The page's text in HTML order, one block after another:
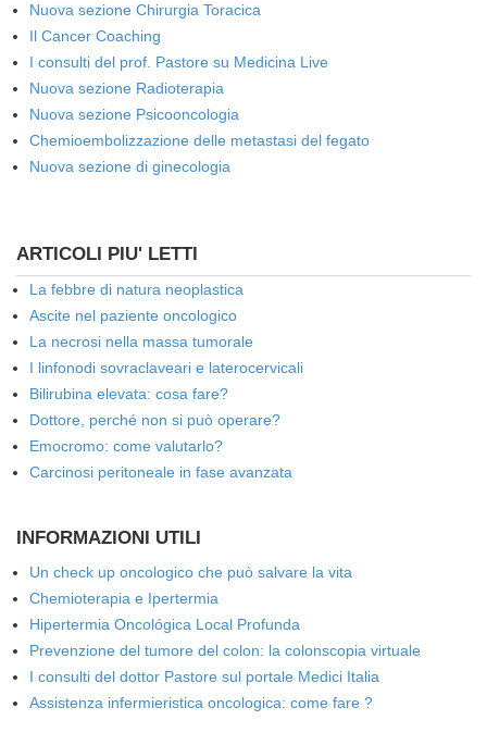
Nuova sezione Chirurgia Toracica
Il Cancer Coaching
I consulti del prof. Pastore su Medicina Live
Nuova sezione Radioterapia
Nuova sezione Psicooncologia
Chemioembolizzazione delle metastasi del fegato
Nuova sezione di ginecologia
ARTICOLI PIU' LETTI
La febbre di natura neoplastica
Ascite nel paziente oncologico
La necrosi nella massa tumorale
I linfonodi sovraclaveari e laterocervicali
Bilirubina elevata: cosa fare?
Dottore, perché non si può operare?
Emocromo: come valutarlo?
Carcinosi peritoneale in fase avanzata
INFORMAZIONI UTILI
Un check up oncologico che può salvare la vita
Chemioterapia e Ipertermia
Hipertermia Oncológica Local Profunda
Prevenzione del tumore del colon: la colonscopia virtuale
I consulti del dottor Pastore sul portale Medici Italia
Assistenza infermieristica oncologica: come fare ?